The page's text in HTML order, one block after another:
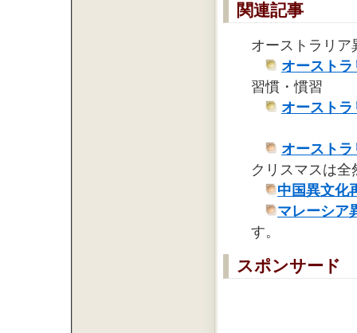
関連記事
オーストラリア
オースト
習慣・慣習
オースト
オースト
クリスマスは全
中国異文化
マレーシア
す。
スポンサード